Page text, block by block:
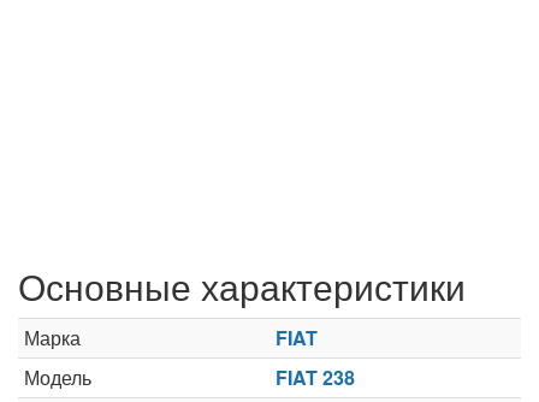
Основные характеристики
Марка
FIAT
Модель
FIAT 238